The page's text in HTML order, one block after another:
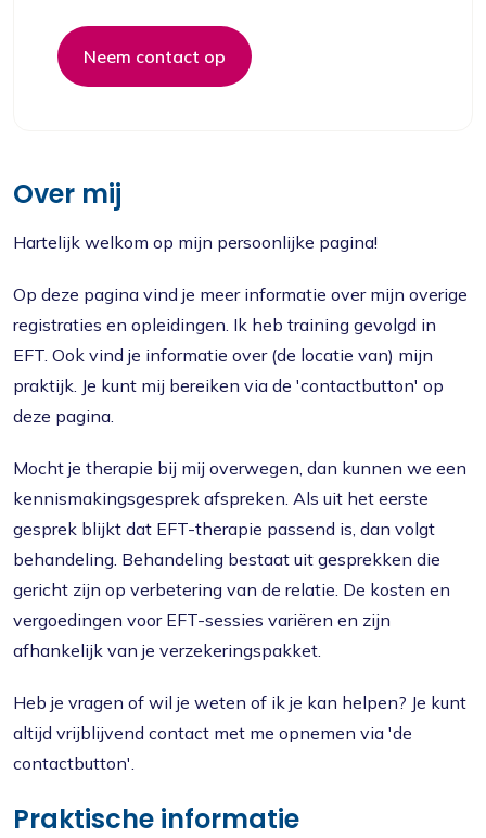
Over mij
Hartelijk welkom op mijn persoonlijke pagina!
Op deze pagina vind je meer informatie over mijn overige
registraties en opleidingen. Ik heb training gevolgd in
EFT. Ook vind je informatie over (de locatie van) mijn
praktijk. Je kunt mij bereiken via de 'contactbutton' op
deze pagina.
Mocht je therapie bij mij overwegen, dan kunnen we een
kennismakingsgesprek afspreken. Als uit het eerste
gesprek blijkt dat EFT-therapie passend is, dan volgt
behandeling. Behandeling bestaat uit gesprekken die
gericht zijn op verbetering van de relatie. De kosten en
vergoedingen voor EFT-sessies variëren en zijn
afhankelijk van je verzekeringspakket.
Heb je vragen of wil je weten of ik je kan helpen? Je kunt
altijd vrijblijvend contact met me opnemen via 'de
contactbutton'.
Praktische informatie
Neem contact op